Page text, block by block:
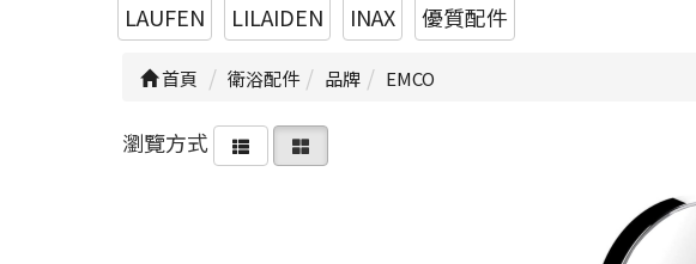
LAUFEN
LILAIDEN INAX 優質配件
首頁 衛浴配件 品牌 EMCO
瀏覽方式